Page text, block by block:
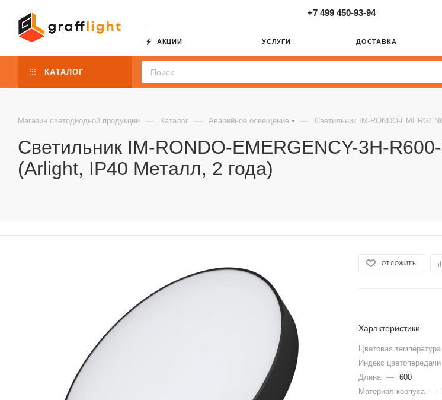
+7 499 450-93-94
АКЦИИ УСЛУГИ ДОСТАВКА
КАТАЛОГ
Магазин светодиодной продукции — Каталог — Аварийное освещение — Светильник IM-RONDO-
Светильник IM-RONDO-EMERGENCY-3H-
(Arlight, IP40 Металл, 2 года)
ОТЛОЖИТЬ
Характеристики
Цветовая температура
Индекс цветопередачи
Длина
—
600
Материал корпуса
—